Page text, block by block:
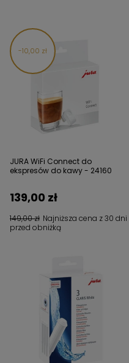
10,00 zł
JURA WiFi Connect do
ekspresów do kawy - 24160
149,00 zł Najniższa cena z 30 dni
przed obniżką
139,00 zł